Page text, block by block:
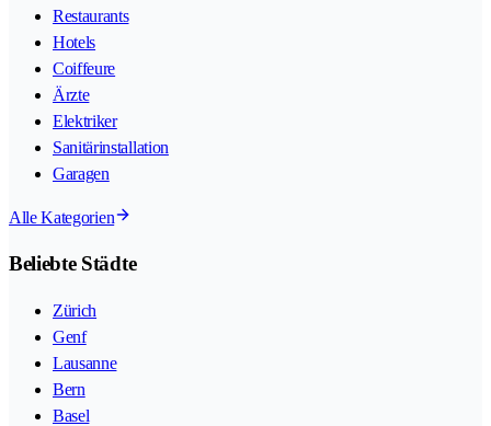
Restaurants
Hotels
Coiffeure
Ärzte
Elektriker
Sanitärinstallation
Garagen
Alle Kategorien
Beliebte Städte
Zürich
Genf
Lausanne
Bern
Basel